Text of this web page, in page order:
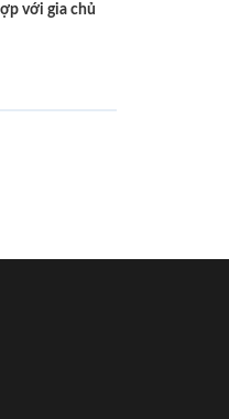
với gia chủ